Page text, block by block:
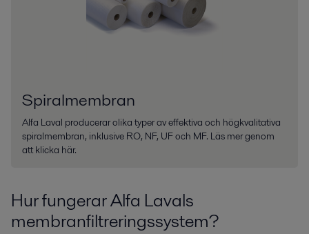
Spiralmembran
Alfa Laval producerar olika typer av effektiva och högkvalitativa
spiralmembran, inklusive RO, NF, UF och MF. Läs mer genom
att klicka här.
Hur fungerar Alfa Lavals
membranfiltreringssystem?